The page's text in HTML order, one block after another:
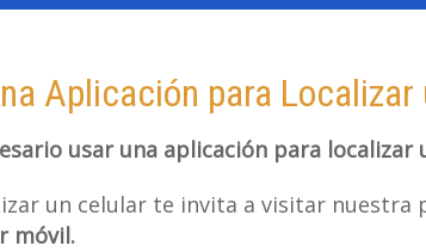
Aplicación para
usar una aplicación para
un celular te invita a visitar nuestra
móvil.